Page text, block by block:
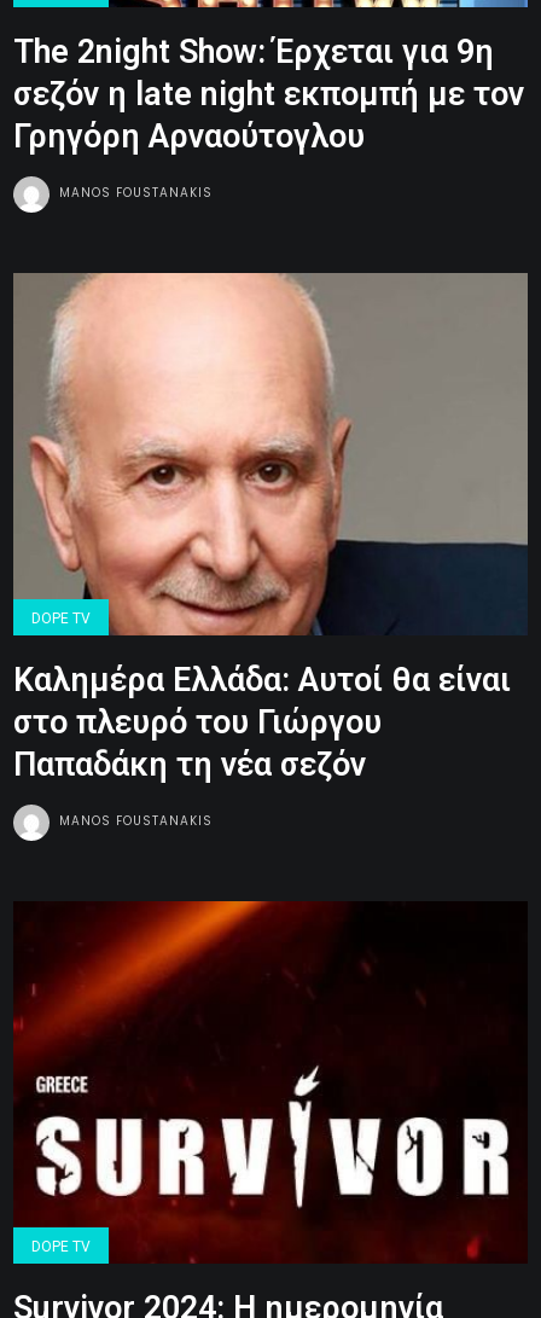
The 2night Show: Έρχεται για 9η
σεζόν η late night εκπομπή με τον
Γρηγόρη Αρναούτογλου
MANOS FOUSTANAKIS
DOPE TV
Καλημέρα Ελλάδα: Αυτοί θα είναι
στο πλευρό του Γιώργου
Παπαδάκη τη νέα σεζόν
MANOS FOUSTANAKIS
DOPE TV
Survivor 2024: Η ημερομηνία